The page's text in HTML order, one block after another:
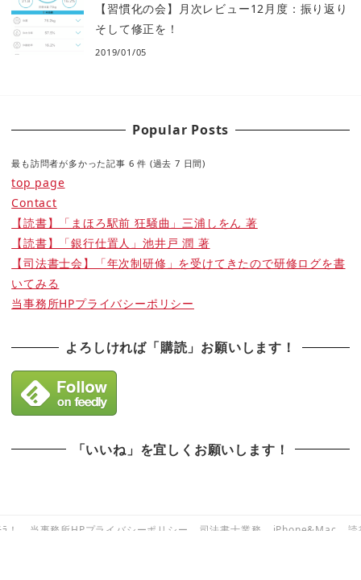
【習慣化の会】月次レビュー12月度：振り返り
そして修正を！
2019/01/05
Popular Posts
最も訪問者が多かった記事 6 件 (過去 7 日間)
top page
Contact
【読書】「まほろ駅前 狂騒曲」三浦しをん 著
【読書】「銀行仕置人」池井戸 潤 著
【司法書士会】「年次制研修」を受けてきたので研修ログを書
いてみる
当事務所HPプライバシーポリシー
よろしければ「購読」お願いします！
「いいね」を宜しくお願いします！
！ 当事務所HPプライバシーポリシー 司法書士業務 iPhone&Mac 読